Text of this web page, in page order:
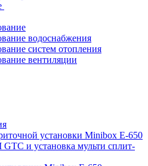
водоснабжения
систем отопления
вентиляции
установки Minibox E-650
и установка мульти сплит-